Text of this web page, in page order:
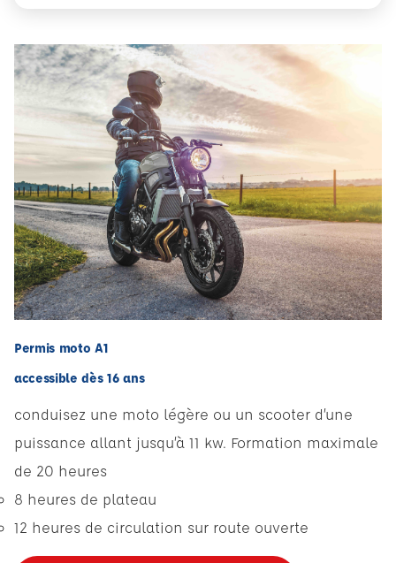
Permis moto A1
accessible dès 16 ans
conduisez une moto légère ou un scooter d’une
puissance allant jusqu’à 11 kw. Formation maximale
de 20 heures
8 heures de plateau
12 heures de circulation sur route ouverte